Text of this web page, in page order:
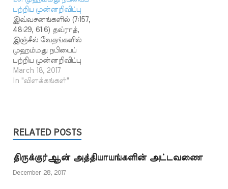
நபிகள் நாயகம் (ஸல்)
அவர்களின் ஆளுகைக்கு
உட்பட்ட பகுதிகள்
வழியாகப் பயணம் செய்து
வந்தனர். தமது நாட்டைப்
பாதுகாக்கும் பொறுப்பை
ஏற்றிருந்த நபிகள் நாயகம்
(ஸல்) அவர்கள் அன்னிய
நாட்டவர் தமது
உடைமைகளைப்…
பற்றிய முன்னறிவிப்பு
இவ்வசனங்களில் (7:157,
48:29, 61:6) தவ்ராத்,
இஞ்சீல் வேதங்களில்
முஹம்மது நபியைப்
பற்றிய முன்னறிவிப்பு
இருந்ததாகக்
கூறப்படுகிறது. நபிகள்
தங்கள் நபிமார்கள்
வழியாக அறிந்து
வைத்திருந்த யூதர்கள்
தமது அன்றைய
தாயகமான எகிப்து மற்றும்
March 18, 2017
In "விளக்கங்கள்"
RELATED POSTS
திருக்குர்ஆன் அத்தியாயங்களின் அட்டவணை
December 28, 2017